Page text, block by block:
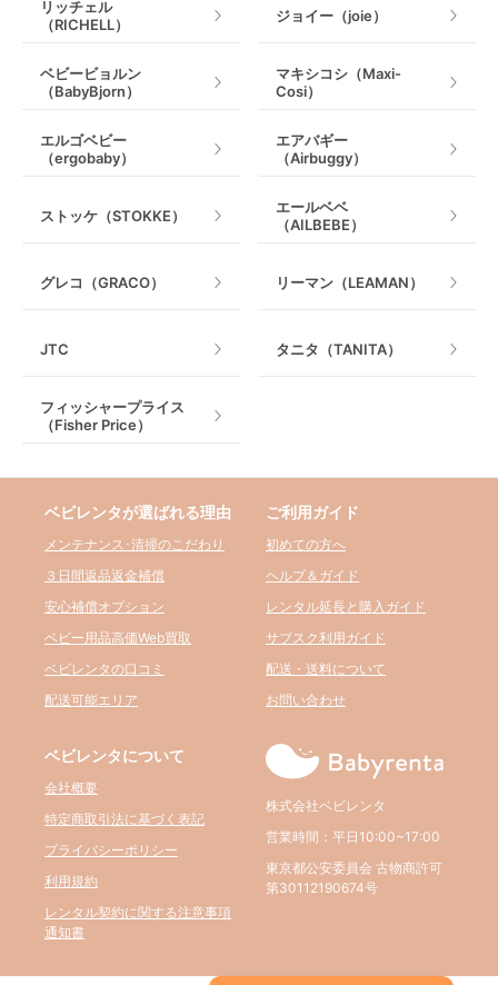
リッチェル
（RICHELL）
ジョイー（joie）
ベビービョルン
（BabyBjorn）
マキシコシ（Maxi-
Cosi）
エルゴベビー
（ergobaby）
エアバギー
（Airbuggy）
ストッケ（STOKKE）
エールベベ
（AILBEBE）
グレコ（GRACO） リーマン（LEAMAN）
JTC タニタ（TANITA）
フィッシャープライス
（Fisher Price）
ベビレンタが選ばれる理由
メンテナンス･清掃のこだわり
３日間返品返金補償
安心補償オプション
ベビー用品高価Web買取
ベビレンタの口コミ
配送可能エリア
ご利用ガイド
初めての方へ
ヘルプ＆ガイド
レンタル延長と購入ガイド
サブスク利用ガイド
配送・送料について
お問い合わせ
ベビレンタについて
会社概要
特定商取引法に基づく表記
プライバシーポリシー
利用規約
レンタル契約に関する注意事項
通知書
株式会社ベビレンタ
営業時間：平日10:00~17:00
東京都公安委員会 古物商許可
第30112190674号